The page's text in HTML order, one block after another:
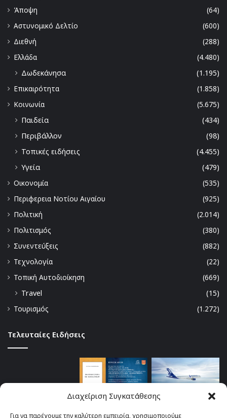
Διαχείριση Συγκατάθεσης
Για να παρέχουμε την καλύτερη εμπειρία, χρησιμοποιούμε
Άποψη
(64)
Αστυνομικό Δελτίο
(600)
Διεθνή
(288)
Ελλάδα
(4.480)
Δωδεκάνησα
(1.195)
Επικαιρότητα
(1.858)
Κοινωνία
(5.675)
Παιδεία
(434)
Περιβάλλον
(98)
Τοπικές ειδήσεις
(4.455)
Υγεία
(479)
Οικονομία
(535)
Περιφερεια Νοτίου Αιγαίου
(925)
Πολιτική
(2.014)
Πολιτισμός
(380)
Συνεντεύξεις
(882)
Τεχνολογία
(22)
Τοπική Αυτοδιοίκηση
(669)
Travel
(15)
Τουρισμός
(1.272)
Τελευταίες Ειδήσεις